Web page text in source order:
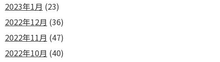
2023年1月 (23)
2022年12月 (36)
2022年11月 (47)
2022年10月 (40)